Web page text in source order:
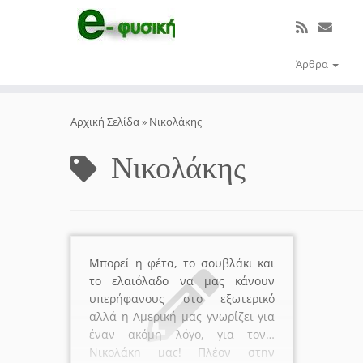
Άρθρα
Αρχική Σελίδα» Νικολάκης
Νικολάκης
Μπορεί η φέτα, το σουβλάκι και
το ελαιόλαδο να μας κάνουν
υπερήφανους στο εξωτερικό
αλλά η Αμερική μας γνωρίζει για
έναν ακόμη λόγο, για τον…
Νικολάκη μας! Πλέον στην